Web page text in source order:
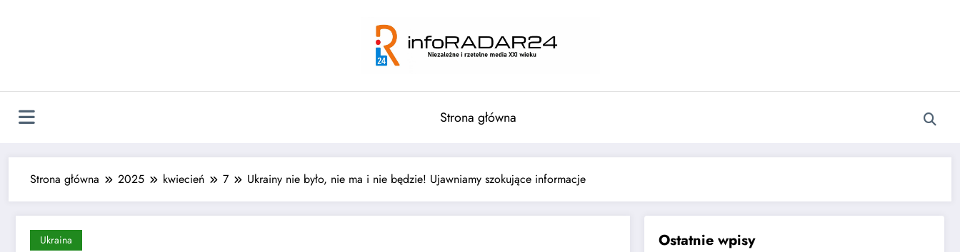
Strona główna
Strona główna 2025 kwiecień 7 Ukrainy nie było, nie ma i nie będzie! Ujawniamy szokujące informacje
Ukraina
Ostatnie wpisy